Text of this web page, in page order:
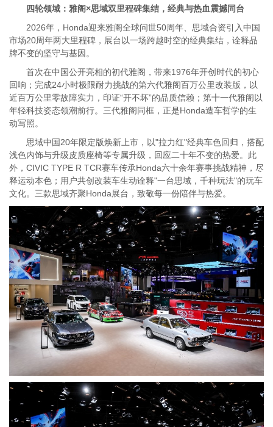
四轮领域：雅阁×思域双里程碑集结，经典与热血震撼同台
2026年，Honda迎来雅阁全球问世50周年、思域合资引入中国
市场20周年两大里程碑，展台以一场跨越时空的经典集结，诠释品
牌不变的坚守与基因。
首次在中国公开亮相的初代雅阁，带来1976年开创时代的初心
回响；完成24小时极限耐力挑战的第六代雅阁百万公里改装版，以
近百万公里零故障实力，印证“开不坏”的品质信赖；第十一代雅阁以
年轻科技姿态领潮前行。三代雅阁同框，正是Honda造车哲学的生
动写照。
思域中国20年限定版焕新上市，以"拉力红"经典车色回归，搭配
浅色内饰与升级皮质座椅等专属升级，回应二十年不变的热爱。此
外，CIVIC TYPE R TCR赛车传承Honda六十余年赛事挑战精神，尽
释运动本色；用户共创改装车生动诠释"一台思域，千种玩法"的玩车
文化。三款思域齐聚Honda展台，致敬每一份陪伴与热爱。